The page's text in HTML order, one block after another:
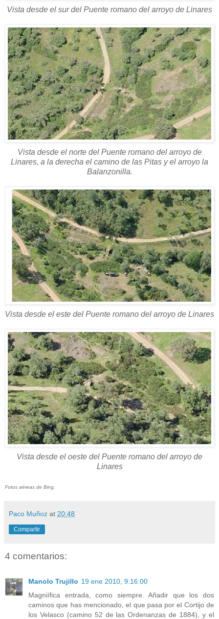
Vista desde el sur del Puente romano del arroyo de Linares
Vista desde el norte del Puente romano del arroyo de
Linares, a la derecha el camino de las Pitas y el arroyo la
Balanzonilla.
Vista desde el este del Puente romano del arroyo de Linares
Vista desde el oeste del Puente romano del arroyo de
Linares
Fotos aéreas de Bing.
Paco Muñoz at 20:48
Compartir
4 comentarios:
Manolo Trujillo 19 ene 2010, 9:16:00
Magniífica entrada, como siempre. Añadir que los dos
caminos que has mencionado, el que pasa por el Cortijo de
los Velasco (camino 52 de las Ordenanzas de 1884), y el